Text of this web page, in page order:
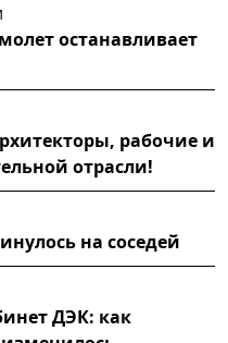
останавливает
рабочие и
отрасли!
на соседей
ДЭК: как